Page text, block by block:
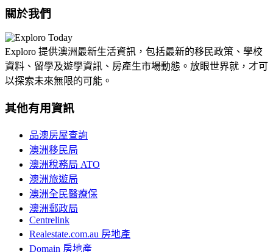
關於我們
Exploro 提供澳洲最新生活資訊，包括最新的移民政策、學校
資料、留學及遊學資訊、房產生市場動態。放眼世界就，才可
以探索未來無限的可能。
其他有用資訊
品澳房屋查詢
澳洲移民局
澳洲稅務局 ATO
澳洲旅遊局
澳洲全民醫療保
澳洲郵政局
Centrelink
Realestate.com.au 房地產
Domain 房地產